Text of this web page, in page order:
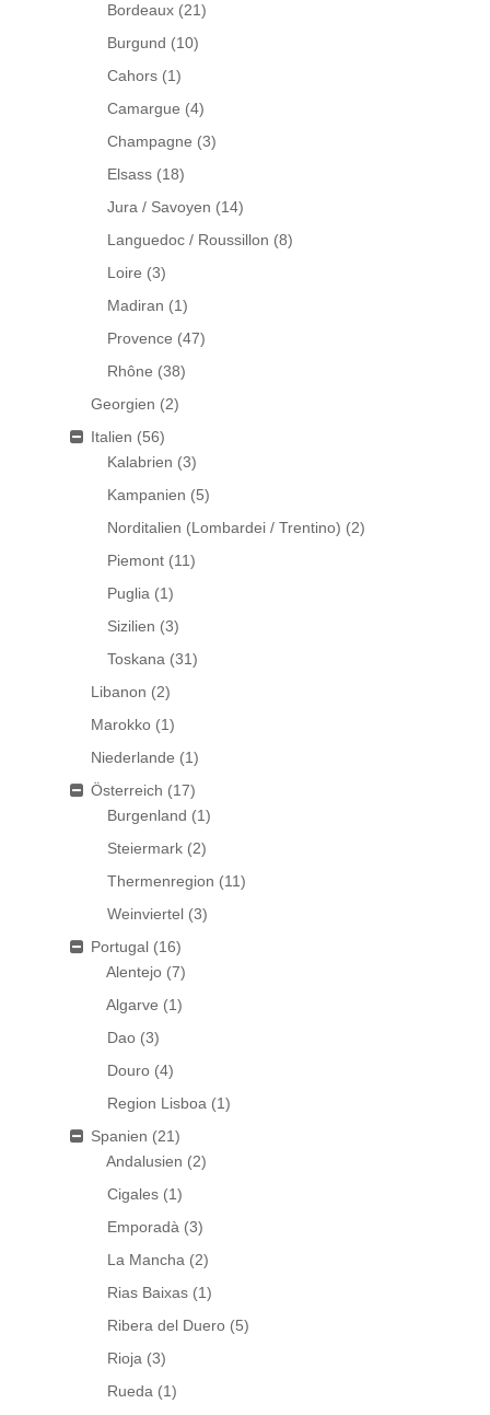
Bordeaux (21)
Burgund (10)
Cahors (1)
Camargue (4)
Champagne (3)
Elsass (18)
Jura / Savoyen (14)
Languedoc / Roussillon (8)
Loire (3)
Madiran (1)
Provence (47)
Rhône (38)
Georgien (2)
Italien (56)
Kalabrien (3)
Kampanien (5)
Norditalien (Lombardei / Trentino) (2)
Piemont (11)
Puglia (1)
Sizilien (3)
Toskana (31)
Libanon (2)
Marokko (1)
Niederlande (1)
Österreich (17)
Burgenland (1)
Steiermark (2)
Thermenregion (11)
Weinviertel (3)
Portugal (16)
Alentejo (7)
Algarve (1)
Dao (3)
Douro (4)
Region Lisboa (1)
Spanien (21)
Andalusien (2)
Cigales (1)
Emporadà (3)
La Mancha (2)
Rias Baixas (1)
Ribera del Duero (5)
Rioja (3)
Rueda (1)